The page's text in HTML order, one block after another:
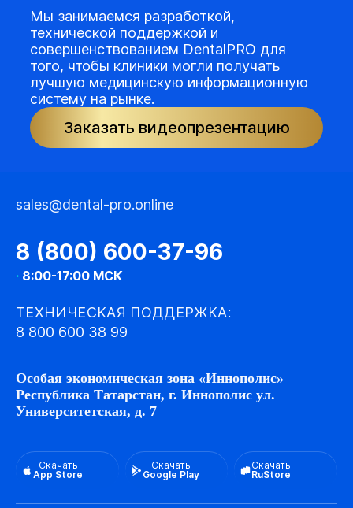
Мы занимаемся разработкой,
технической поддержкой и
совершенствованием DentalPRO для
того, чтобы клиники могли получать
лучшую медицинскую информационную
систему на рынке.
Заказать видеопрезентацию
sales@dental-pro.online
8 (800) 600-37-96
· 8:00-17:00 МСК
ТЕХНИЧЕСКАЯ ПОДДЕРЖКА:
8 800 600 38 99
Особая экономическая зона «Иннополис»
Республика Татарстан, г. Иннополис ул.
Университетская, д. 7
Скачать
App Store
Скачать
Google Play
Скачать
RuStore